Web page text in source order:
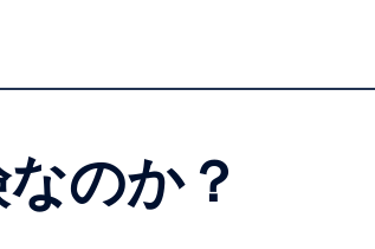
のか？